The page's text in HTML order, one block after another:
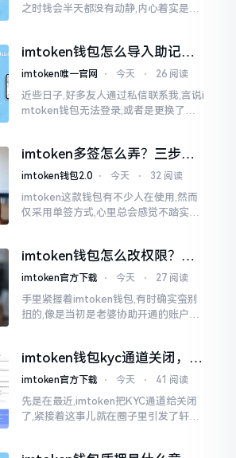
之时钱会半天都没有动静,内心着实是挺
这个东西呢
imtoken钱包怎么导入助记
词？手把手教你找回资产
imtoken唯一官网 ⋅ 今天 ⋅ 26 阅读
近些日子,好多友人通过私信联系我,言说i
mtoken钱包无法登录,或者是更换了手
imtoken多签怎么弄？三步搞
定，资产更安全
imtoken钱包2.0 ⋅ 今天 ⋅ 32 阅读
imtoken这款钱包有不少人在使用,然而
仅采用单签方式,心里总会感觉不踏实。
上就是给资产增添一道保障
imtoken钱包怎么改权限？老
用户手把手教你换主人
imtoken官方下载 ⋅ 今天 ⋅ 27 阅读
手里紧握着imtoken钱包,有时确实蛮别
扭的,像是当初是老婆协助开通的账户呢,
imtoken钱包kyc通道关闭，你
的资产咋办？
imtoken官方下载 ⋅ 今天 ⋅ 41 阅读
先是在最近,imtoken把KYC通道给关闭
了,紧接着这事儿就在圈子里引发了轩然